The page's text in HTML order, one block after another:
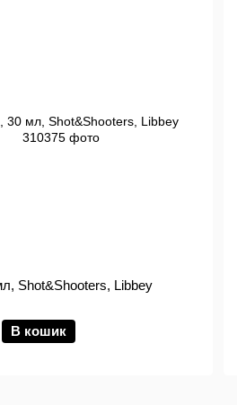
Shot&Shooters, Libbey
В кошик